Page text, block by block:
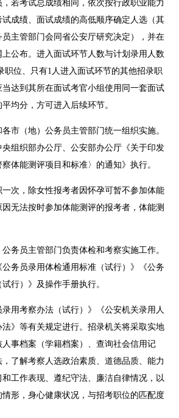
若考试总成绩相同，依次按行政职业能力
成绩、面试成绩的高低顺序确定人选（其
主管部门会同省公安厅研究决定），并在
公布。进入面试环节人数与计划录用人数
职位、只有1人进入面试环节的其他招录职
达到其所在面试考官小组使用同一套面试
均分，方可进入后续环节。
市（地）公务员主管部门统一组织实施。
组织部办公厅、公安部办公厅《关于印发
察体能测评项目和标准〉的通知》执行。
次，除女性报考者因怀孕可暂不参加体能
无法按时参加体能测评的报考者，体能测
务员主管部门负责体检和考察实施工作。
务员录用体检通用标准（试行）》《公务
行）》及操作手册执行。
用考察办法（试行）》《公安机关录用人
》等有关规定进行。招录机关将采取实地
事档案（学籍档案）、查询社会信用记
了解考察人选政治素质、道德品质、能力
工作表现、遵纪守法、廉洁自律情况，以
形，身心健康状况，与招考职位的匹配度